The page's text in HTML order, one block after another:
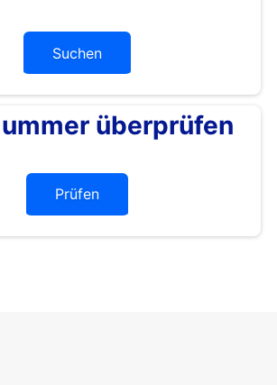
Suchen
überprüfen
Prüfen